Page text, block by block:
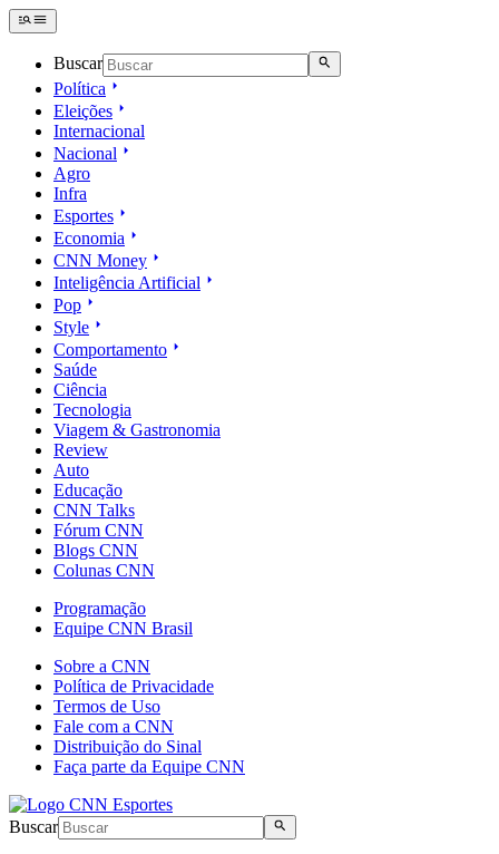
Buscar
Política
Eleições
Internacional
Nacional
Agro
Infra
Esportes
Economia
CNN Money
Inteligência Artificial
Pop
Style
Comportamento
Saúde
Ciência
Tecnologia
Viagem & Gastronomia
Review
Auto
Educação
CNN Talks
Fórum CNN
Blogs CNN
Colunas CNN
Programação
Equipe CNN Brasil
Sobre a CNN
Política de Privacidade
Termos de Uso
Fale com a CNN
Distribuição do Sinal
Faça parte da Equipe CNN
Buscar